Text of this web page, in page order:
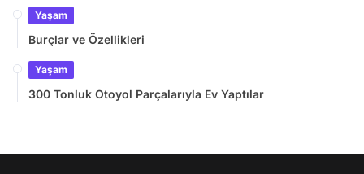
Yaşam
Burçlar ve Özellikleri
Yaşam
300 Tonluk Otoyol Parçalarıyla Ev Yaptılar